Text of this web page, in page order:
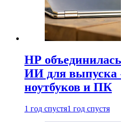
HP
ИИ для выпуска
ноутбуков и ПК
1 год спустя1 год спустя